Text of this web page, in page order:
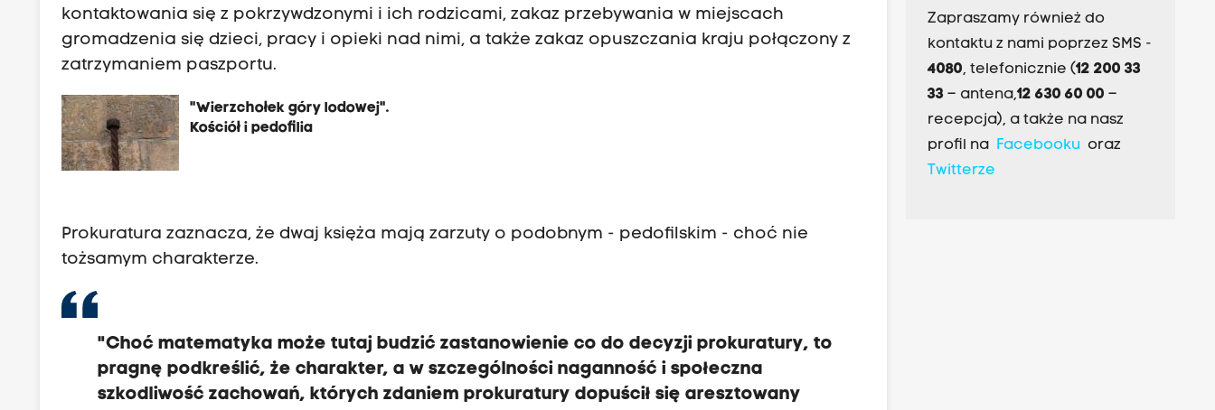
kontaktowania się z pokrzywdzonymi i ich rodzicami, zakaz przebywania w miejscach
gromadzenia się dzieci, pracy i opieki nad nimi, a także zakaz opuszczania kraju połączony z
zatrzymaniem paszportu.
"Wierzchołek góry lodowej".
Kościół i pedofilia
Prokuratura zaznacza, że dwaj księża mają zarzuty o podobnym - pedofilskim - choć nie
tożsamym charakterze.
"Choć matematyka może tutaj budzić zastanowienie co do decyzji prokuratury, to
pragnę podkreślić, że charakter, a w szczególności naganność i społeczna
szkodliwość zachowań, których zdaniem prokuratury dopuścił się aresztowany
Zapraszamy również do
kontaktu z nami poprzez SMS -
4080, telefonicznie (12 200 33
33– antena,12 630 60 00 –
recepcja), a także na nasz
profil na Facebookuoraz
Twitterze